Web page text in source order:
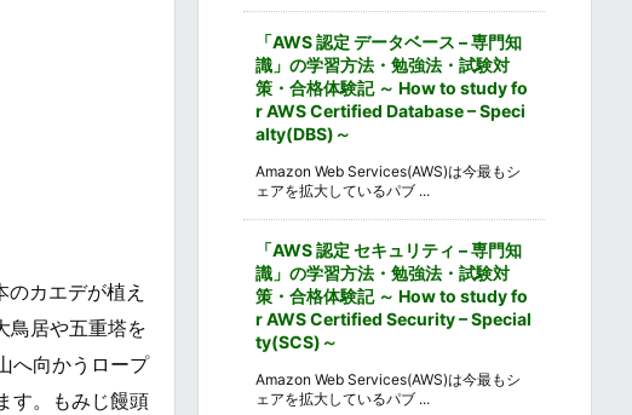
カエデが植え
鳥居や五重塔を
へ向かうロープ
す。もみじ饅頭
「AWS 認定 データベース – 専門知
識」の学習方法・勉強法・試験対
策・合格体験記 ～ How to study fo
r AWS Certified Database – Speci
alty(DBS)～
Amazon Web Services(AWS)は今最もシ
ェアを拡大しているパブ ...
「AWS 認定 セキュリティ – 専門知
識」の学習方法・勉強法・試験対
策・合格体験記 ～ How to study fo
r AWS Certified Security – Special
ty(SCS)～
Amazon Web Services(AWS)は今最もシ
ェアを拡大しているパブ ...